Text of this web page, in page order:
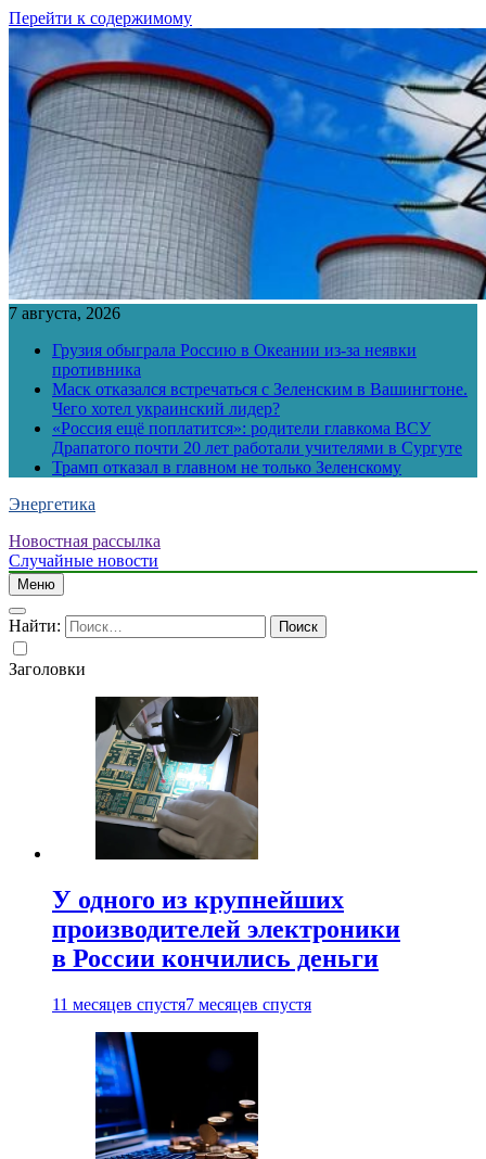
Перейти к содержимому
7 августа, 2026
Грузия обыграла Россию в Океании из-за неявки
противника
Маск отказался встречаться с Зеленским в Вашингтоне.
Чего хотел украинский лидер?
«Россия ещё поплатится»: родители главкома ВСУ
Драпатого почти 20 лет работали учителями в Сургуте
Трамп отказал в главном не только Зеленскому
Энергетика
Новостная рассылка
Случайные новости
Меню
Найти:
Заголовки
У одного из крупнейших
производителей электроники
в России кончились деньги
11 месяцев спустя7 месяцев спустя